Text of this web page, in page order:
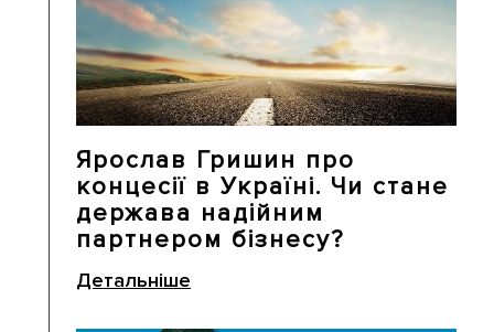
Ярослав Гришин про
концесії в Україні. Чи стане
держава надійним
партнером бізнесу?
Детальніше